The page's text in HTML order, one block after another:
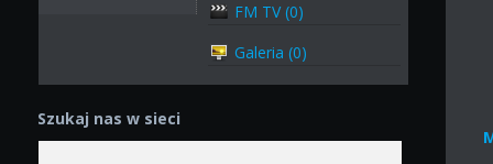
FM TV (0)
Galeria (0)
Szukaj nas w sieci